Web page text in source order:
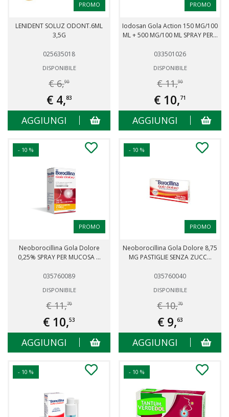
PROMO
LENIDENT SOLUZ ODONT.6ML
3,5G
025635018
DISPONIBILE
€ 6,90
€ 4,83
AGGIUNGI
PROMO
Iodosan Gola Action 150 MG/100
ML + 500 MG/100 ML SPRAY PER...
033501026
DISPONIBILE
€ 11,90
€ 10,71
AGGIUNGI
- 10 %
PROMO
Neoborocillina Gola Dolore
0,25% SPRAY PER MUCOSA ...
035760089
DISPONIBILE
€ 11,70
€ 10,53
AGGIUNGI
- 10 %
PROMO
Neoborocillina Gola Dolore 8,75
MG PASTIGLIE SENZA ZUCC...
035760040
DISPONIBILE
€ 10,70
€ 9,63
AGGIUNGI
- 10 % - 10 %